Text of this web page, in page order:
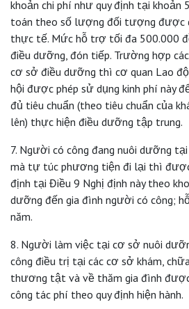
khoản chi phí như quy định tại khoản
toán theo số lượng đối tượng được
thực tế. Mức hỗ trợ tối đa 500.000
điều dưỡng, đón tiếp. Trường hợp
cơ sở điều dưỡng thì cơ quan Lao
hội được phép sử dụng kinh phí này
đủ tiêu chuẩn (theo tiêu chuẩn của
lên) thực hiện điều dưỡng tập trung.
7. Người có công đang nuôi dưỡng
mà tự túc phương tiện đi lại thì
định tại Điều 9 Nghị định này theo
dưỡng đến gia đình người có công;
năm.
8. Người làm việc tại cơ sở nuôi
công điều trị tại các cơ sở khám,
thương tật và về thăm gia đình
công tác phí theo quy định hiện hành.